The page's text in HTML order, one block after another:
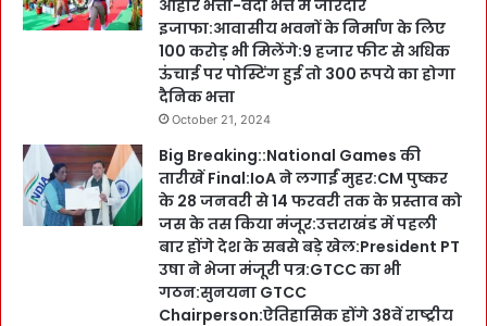
आहार भत्ता-वर्दी भत्ते में जोरदार
इजाफा:आवासीय भवनों के निर्माण के लिए
100 करोड़ भी मिलेंगे:9 हजार फीट से अधिक
ऊंचाई पर पोस्टिंग हुई तो 300 रूपये का होगा
दैनिक भत्ता
October 21, 2024
Big Breaking::National Games की
तारीखें Final:IoA ने लगाईं मुहर:CM पुष्कर
के 28 जनवरी से 14 फरवरी तक के प्रस्ताव को
जस के तस किया मंजूर:उत्तराखंड में पहली
बार होंगे देश के सबसे बड़े खेल:President PT
उषा ने भेजा मंजूरी पत्र:GTCC का भी
गठन:सुनयना GTCC
Chairperson:ऐतिहासिक होंगे 38वें राष्ट्रीय